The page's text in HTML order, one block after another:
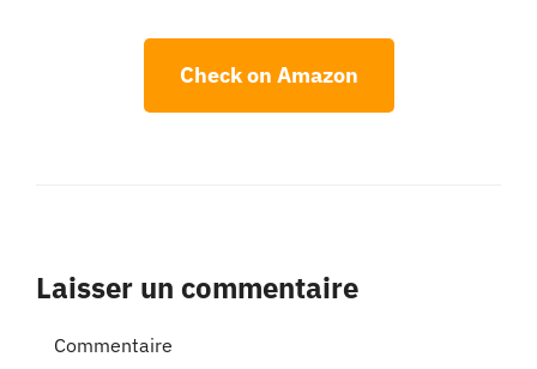
Check on Amazon
Laisser un commentaire
Commentaire